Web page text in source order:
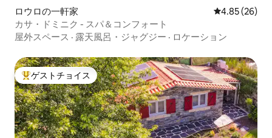
ロウロの一軒家 レビュー26
4.85 (26)
カサ・ドミニク - スパ＆コンフォート
屋外スペース · 露天風呂・ジャグジー · ロケーション
大好評のゲストチョイスです。
ゲストチョイス